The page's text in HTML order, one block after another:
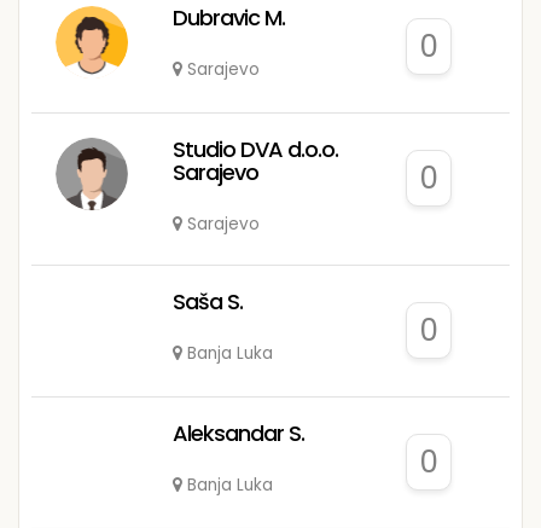
Dubravic M.
Sarajevo
0
Studio DVA d.o.o.
Sarajevo
Sarajevo
0
Saša S.
Banja Luka
0
Aleksandar S.
Banja Luka
0